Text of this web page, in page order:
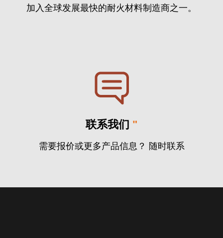
加入全球发展最快的耐火材料制造商之一。
联系我们 "
需要报价或更多产品信息？ 随时联系